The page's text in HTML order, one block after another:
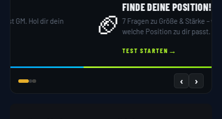
🏟️
DRAFT SIMULATOR
32 Teams, 7 Runden – du bist GM. Hol dir dein
‹ ›